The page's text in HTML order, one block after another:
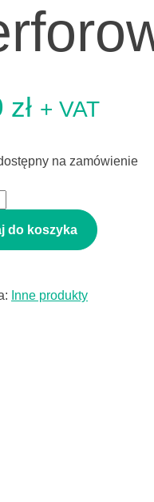
zł + VAT
na zamówienie
wypełniacz
do koszyka
Inne produkty